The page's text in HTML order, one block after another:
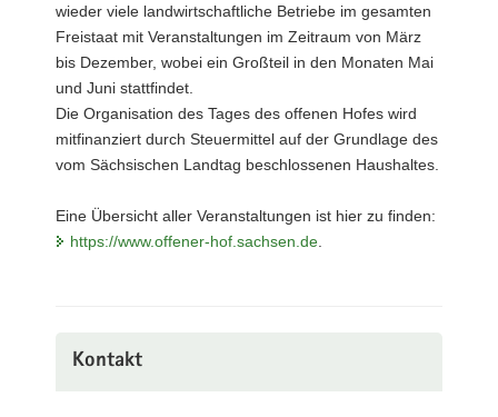
wieder viele landwirtschaftliche Betriebe im gesamten
Freistaat mit Veranstaltungen im Zeitraum von März
bis Dezember, wobei ein Großteil in den Monaten Mai
und Juni stattfindet.
Die Organisation des Tages des offenen Hofes wird
mitfinanziert durch Steuermittel auf der Grundlage des
vom Sächsischen Landtag beschlossenen Haushaltes.
Eine Übersicht aller Veranstaltungen ist hier zu finden:
https://www.offener-hof.sachsen.de
Kontakt